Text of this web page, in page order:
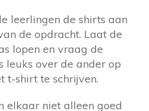
leerlingen de shirts aan
de opdracht. Laat de
lopen en vraag de
leuks over de ander op
t-shirt te schrijven.
elkaar niet alleen goed